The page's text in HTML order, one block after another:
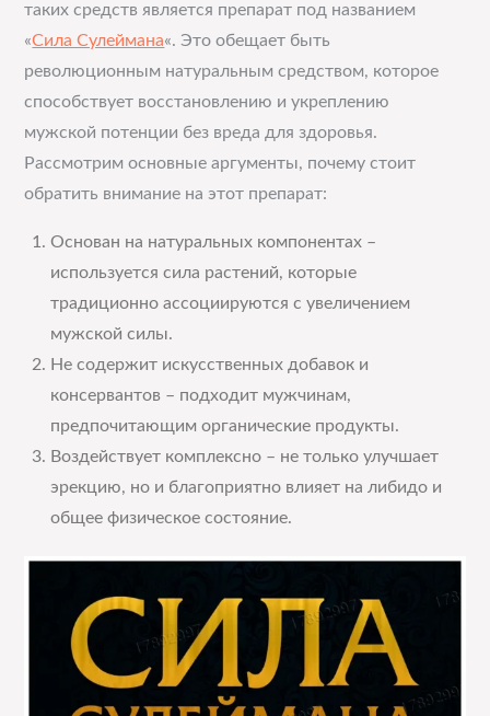
таких средств является препарат под названием
«Сила Сулеймана«. Это обещает быть
революционным натуральным средством, которое
способствует восстановлению и укреплению
мужской потенции без вреда для здоровья.
Рассмотрим основные аргументы, почему стоит
обратить внимание на этот препарат:
Основан на натуральных компонентах –
используется сила растений, которые
традиционно ассоциируются с увеличением
мужской силы.
Не содержит искусственных добавок и
консервантов – подходит мужчинам,
предпочитающим органические продукты.
Воздействует комплексно – не только улучшает
эрекцию, но и благоприятно влияет на либидо и
общее физическое состояние.